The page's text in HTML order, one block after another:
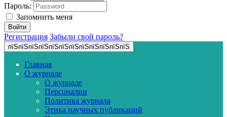
Пароль:
Запомнить меня
Регистрация Забыли свой пароль?
пїЅпїЅпїЅпїЅпїЅпїЅпїЅпїЅпїЅпїЅпїЅпїЅ
Главная
О журнале
О журнале
Персоналии
Политика журнала
Этика научных публикаций